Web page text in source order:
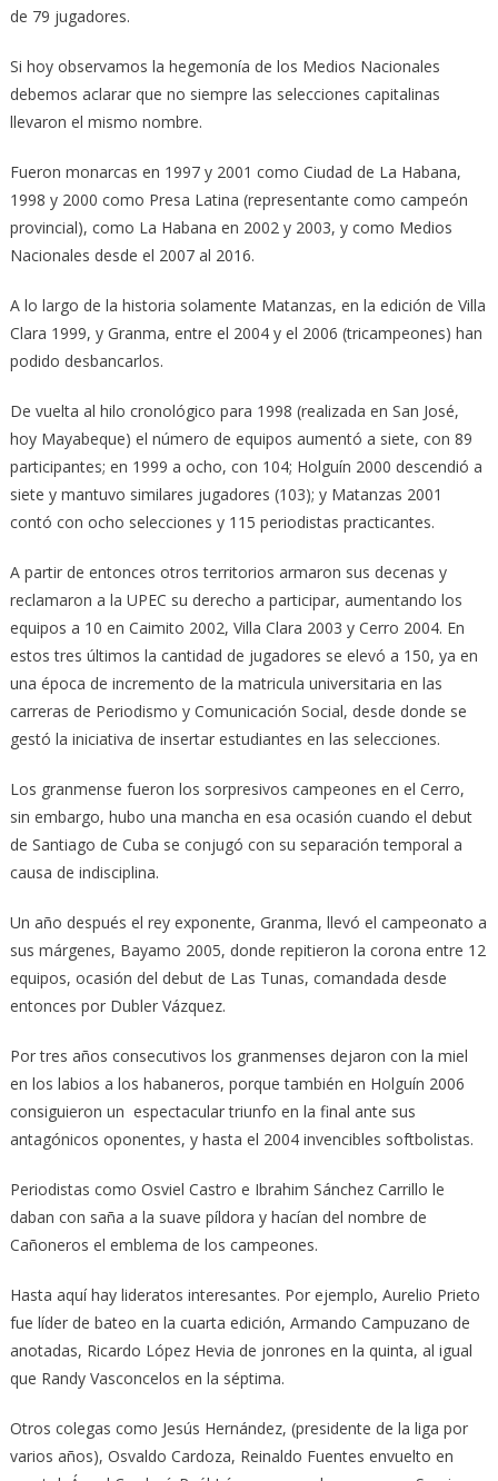
de 79 jugadores.
Si hoy observamos la hegemonía de los Medios Nacionales
debemos aclarar que no siempre las selecciones capitalinas
llevaron el mismo nombre.
Fueron monarcas en 1997 y 2001 como Ciudad de La Habana,
1998 y 2000 como Presa Latina (representante como campeón
provincial), como La Habana en 2002 y 2003, y como Medios
Nacionales desde el 2007 al 2016.
A lo largo de la historia solamente Matanzas, en la edición de Villa
Clara 1999, y Granma, entre el 2004 y el 2006 (tricampeones) han
podido desbancarlos.
De vuelta al hilo cronológico para 1998 (realizada en San José,
hoy Mayabeque) el número de equipos aumentó a siete, con 89
participantes; en 1999 a ocho, con 104; Holguín 2000 descendió a
siete y mantuvo similares jugadores (103); y Matanzas 2001
contó con ocho selecciones y 115 periodistas practicantes.
A partir de entonces otros territorios armaron sus decenas y
reclamaron a la UPEC su derecho a participar, aumentando los
equipos a 10 en Caimito 2002, Villa Clara 2003 y Cerro 2004. En
estos tres últimos la cantidad de jugadores se elevó a 150, ya en
una época de incremento de la matricula universitaria en las
carreras de Periodismo y Comunicación Social, desde donde se
gestó la iniciativa de insertar estudiantes en las selecciones.
Los granmense fueron los sorpresivos campeones en el Cerro,
sin embargo, hubo una mancha en esa ocasión cuando el debut
de Santiago de Cuba se conjugó con su separación temporal a
causa de indisciplina.
Un año después el rey exponente, Granma, llevó el campeonato a
sus márgenes, Bayamo 2005, donde repitieron la corona entre 12
equipos, ocasión del debut de Las Tunas, comandada desde
entonces por Dubler Vázquez.
Por tres años consecutivos los granmenses dejaron con la miel
en los labios a los habaneros, porque también en Holguín 2006
consiguieron un espectacular triunfo en la final ante sus
antagónicos oponentes, y hasta el 2004 invencibles softbolistas.
Periodistas como Osviel Castro e Ibrahim Sánchez Carrillo le
daban con saña a la suave píldora y hacían del nombre de
Cañoneros el emblema de los campeones.
Hasta aquí hay lideratos interesantes. Por ejemplo, Aurelio Prieto
fue líder de bateo en la cuarta edición, Armando Campuzano de
anotadas, Ricardo López Hevia de jonrones en la quinta, al igual
que Randy Vasconcelos en la séptima.
Otros colegas como Jesús Hernández, (presidente de la liga por
varios años), Osvaldo Cardoza, Reinaldo Fuentes envuelto en